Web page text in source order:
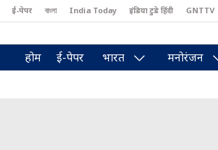
ई-पेपर বাংলা India Today इंडिया टुडे हिंदी GNTTV
होम ई-पेपर भारत मनोरंजन